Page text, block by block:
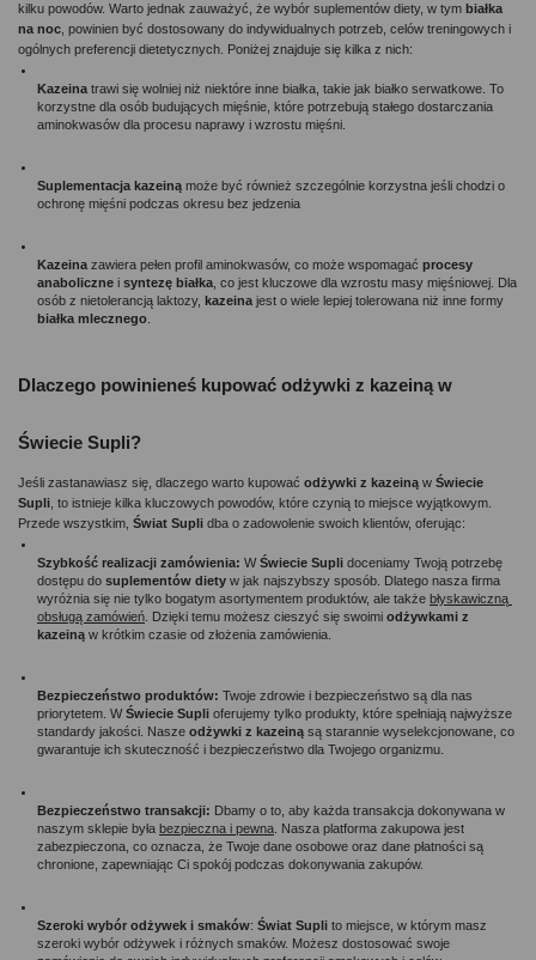
kilku powodów. Warto jednak zauważyć, że wybór suplementów diety, w tym białka
na noc , powinien być dostosowany do indywidualnych potrzeb, celów treningowych i
ogólnych preferencji dietetycznych. Poniżej znajduje się kilka z nich:
Kazeina trawi się wolniej niż niektóre inne białka, takie jak białko serwatkowe. To
korzystne dla osób budujących mięśnie, które potrzebują stałego dostarczania
aminokwasów dla procesu naprawy i wzrostu mięśni.
Suplementacja kazeiną może być również szczególnie korzystna jeśli chodzi o
ochronę mięśni podczas okresu bez jedzenia
Kazeina zawiera pełen profil aminokwasów, co może wspomagać procesy
anaboliczne i syntezę białka , co jest kluczowe dla wzrostu masy mięśniowej. Dla
osób z nietolerancją laktozy, kazeina
białka mlecznego
Dlaczego powinieneś kupować odżywki z kazeiną w
Świecie Supli?
Jeśli zastanawiasz się, dlaczego warto kupować odżywki z kazeiną w Świecie
Supli , to istnieje kilka kluczowych powodów, które czynią to miejsce wyjątkowym.
Przede wszystkim, Świat Supli dba o zadowolenie swoich klientów, oferując:
Szybkość realizacji zamówienia: W Świecie Supli doceniamy Twoją potrzebę
dostępu do suplementów diety w jak najszybszy sposób. Dlatego nasza firma
wyróżnia się nie tylko bogatym asortymentem produktów, ale także błyskawiczną
obsługą zamówień . Dzięki temu możesz cieszyć się swoimi odżywkami z
kazeiną w krótkim czasie od złożenia zamówienia.
Bezpieczeństwo produktów: Twoje zdrowie i bezpieczeństwo są dla nas
priorytetem. W Świecie Supli oferujemy tylko produkty, które spełniają najwyższe
standardy jakości. Nasze odżywki z kazeiną są starannie wyselekcjonowane, co
gwarantuje ich skuteczność i bezpieczeństwo dla Twojego organizmu.
Bezpieczeństwo transakcji: Dbamy o to, aby każda transakcja dokonywana w
naszym sklepie była bezpieczna i pewna . Nasza platforma zakupowa jest
zabezpieczona, co oznacza, że Twoje dane osobowe oraz dane płatności są
chronione, zapewniając Ci spokój podczas dokonywania zakupów.
Szeroki wybór odżywek i smaków: Świat Supli to miejsce, w którym masz
szeroki wybór odżywek i różnych smaków. Możesz dostosować swoje